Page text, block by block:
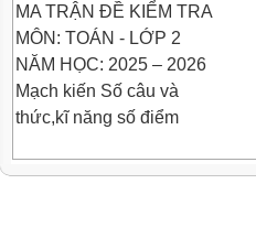
MA TRẬN ĐỀ KIỂM TRA
MÔN: TOÁN - LỚP 2
NĂM HỌC: 2025 – 2026
Mạch kiến Số câu và
thức,kĩ năng số điểm